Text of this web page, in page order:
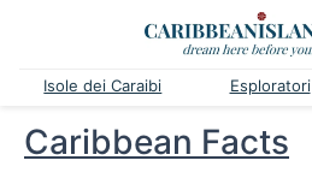
Isole dei Caraibi Esploratori
Caribbean Facts